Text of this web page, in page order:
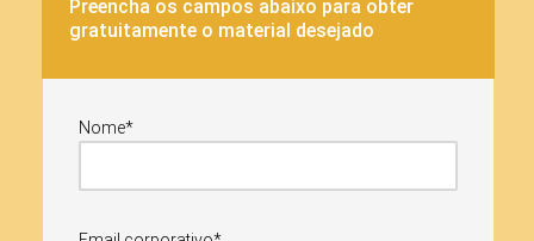
Preencha os campos abaixo para obter
gratuitamente o material desejado
Nome*